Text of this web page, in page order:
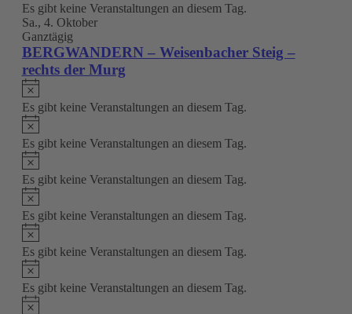
Es gibt keine Veranstaltungen an diesem Tag.
Sa., 4. Oktober
Ganztägig
BERGWANDERN – Weisenbacher Steig –
rechts der Murg
Hinweis
Es gibt keine Veranstaltungen an diesem Tag.
Hinweis
Es gibt keine Veranstaltungen an diesem Tag.
Hinweis
Es gibt keine Veranstaltungen an diesem Tag.
Hinweis
Es gibt keine Veranstaltungen an diesem Tag.
Hinweis
Es gibt keine Veranstaltungen an diesem Tag.
Hinweis
Es gibt keine Veranstaltungen an diesem Tag.
Hinweis